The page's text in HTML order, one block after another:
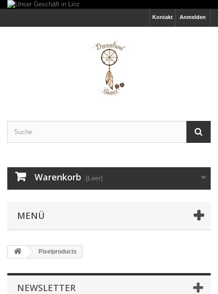
Anmelden
Kontakt
Warenkorb (Leer)
MENÜ
Pixelproducts
NEWSLETTER